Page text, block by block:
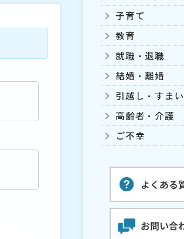
子育て
教育
就職・退職
結婚・離婚
引越し・すまい
高齢者・介護
ご不幸